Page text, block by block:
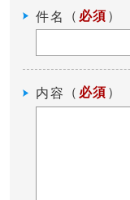
件名 （ 必須 ）
内容 （ 必須 ）